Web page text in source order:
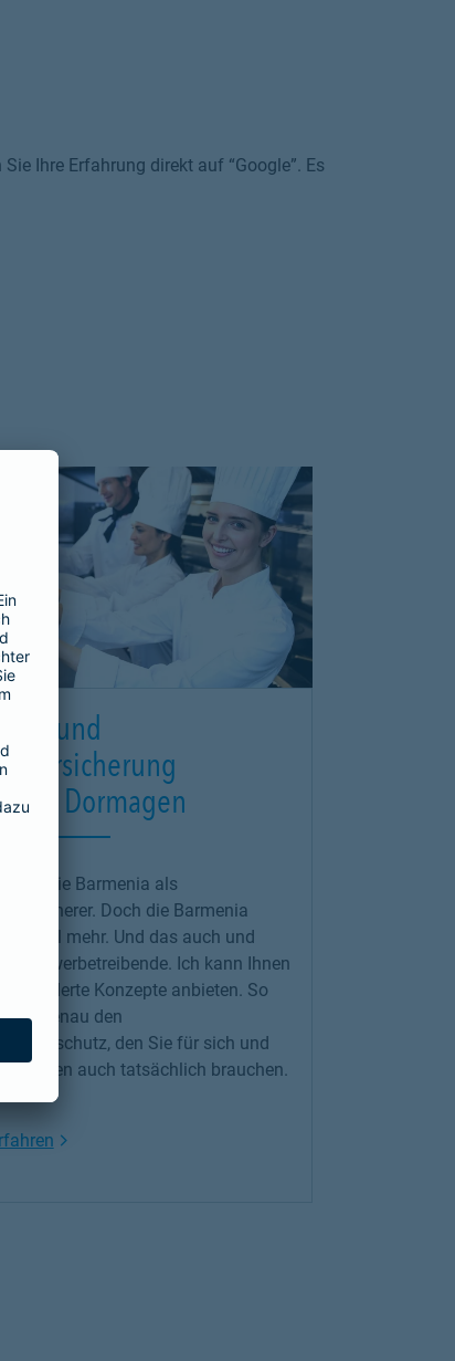
Ihre Erfahrung direkt auf “Google”. Es
und
Dormagen
die Barmenia als
Doch die Barmenia
viel mehr. Und das auch und
für Gewerbetreibende. Ich kann Ihnen
Konzepte anbieten. So
Sie genau den
den Sie für sich und
auch tatsächlich brauchen.
Link Opens in New Tab